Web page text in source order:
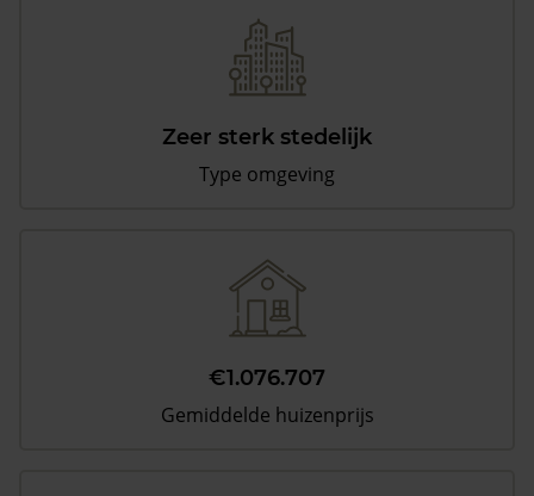
Zeer sterk stedelijk
Type omgeving
€1.076.707
Gemiddelde huizenprijs